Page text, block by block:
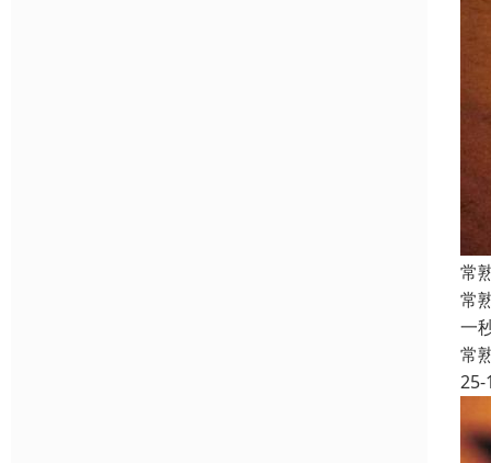
常
常
一
常
25-